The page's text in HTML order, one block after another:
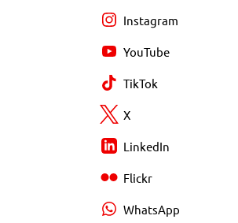
Instagram
YouTube
TikTok
X
LinkedIn
Flickr
WhatsApp